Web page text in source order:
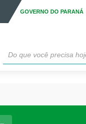
GOVERNO DO PARANÁ